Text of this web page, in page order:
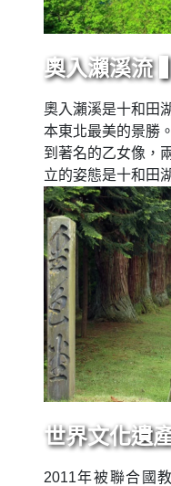
奧入瀨溪流
奧入瀨溪是十和田
本東北最美的景勝
到著名的乙女像，
立的姿態是十和田
世界文化遺
2011年被聯合國